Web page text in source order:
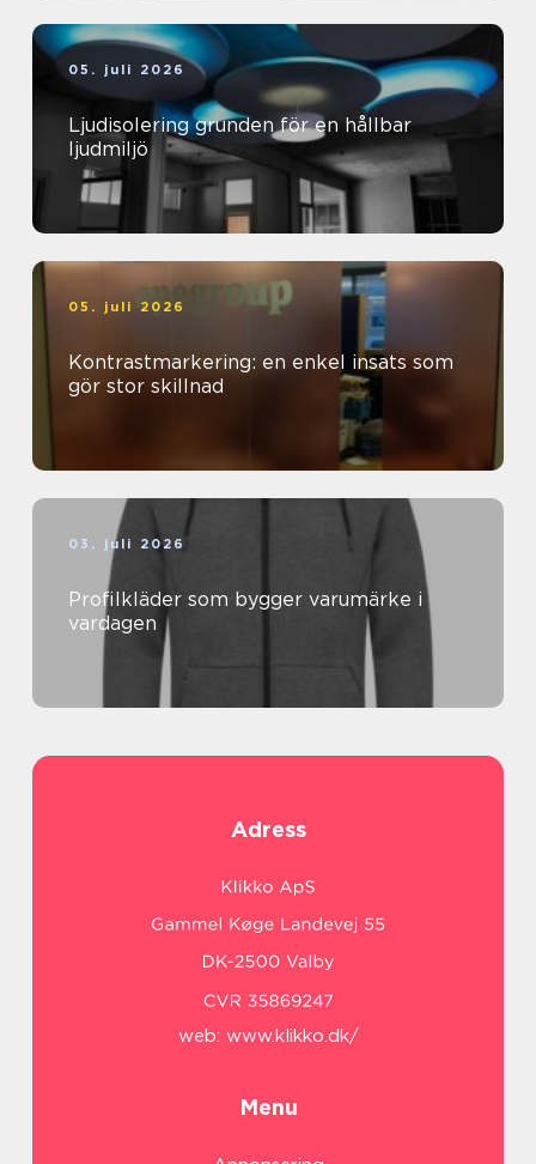
05. juli 2026
Ljudisolering grunden för en hållbar
ljudmiljö
05. juli 2026
Kontrastmarkering: en enkel insats som
gör stor skillnad
03. juli 2026
Profilkläder som bygger varumärke i
vardagen
Adress
web: www.klikko.dk/
Menu